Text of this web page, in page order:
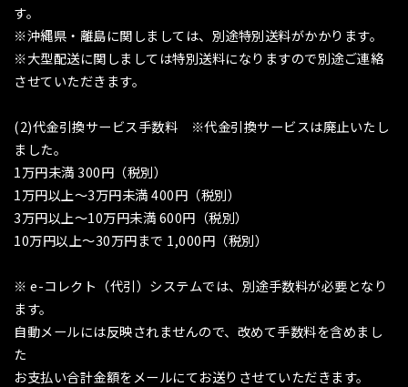
す。
※沖縄県・離島に関しましては、別途特別送料がかかります。
※大型配送に関しましては特別送料になりますので別途ご連絡
させていただきます。
(2)代金引換サービス手数料 ※代金引換サービスは廃止いたし
ました。
1万円未満 300円（税別）
1万円以上〜3万円未満 400円（税別）
3万円以上〜10万円未満 600円（税別）
10万円以上〜30万円まで 1,000円（税別）
※ e-コレクト（代引）システムでは、別途手数料が必要となり
ます。
自動メールには反映されませんので、改めて手数料を含めまし
た
お支払い合計金額をメールにてお送りさせていただきます。